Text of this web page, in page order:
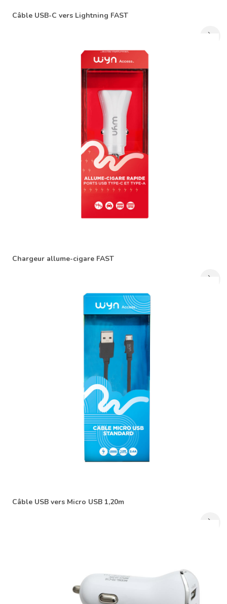
Câble USB-C vers Lightning FAST
Chargeur allume-cigare FAST
Câble USB vers Micro USB 1,20m